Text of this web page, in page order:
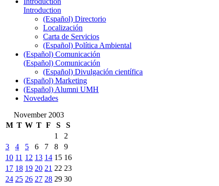
Introduction
(Español) Directorio
Localización
Carta de Servicios
(Español) Política Ambiental
(Español) Comunicación
(Español) Comunicación
(Español) Divulgación científica
(Español) Marketing
(Español) Alumni UMH
Novedades
November 2003
M T W T F S
S
1
2
3
4 5 6 7 8
9
10 11 12 13 14 15 16
17 18 19 20 21 22 23
24 25 26 27 28 29 30